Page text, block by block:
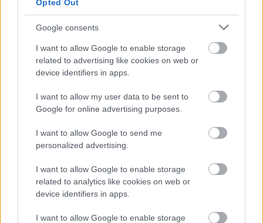
Opted Out
Google consents
I want to allow Google to enable storage
related to advertising like cookies on web or
device identifiers in apps.
I want to allow my user data to be sent to
Google for online advertising purposes.
I want to allow Google to send me
personalized advertising.
I want to allow Google to enable storage
related to analytics like cookies on web or
device identifiers in apps.
I want to allow Google to enable storage
Soleklar prologseier på Beitostølen:
– Nå skal jeg kose meg resten av
dagen
INGEBORG SCHEVE 21.11.2025
Sprintstjernen fra Grong gjør som hun pleier på Beitostølen: er
norske sesongåpningen på Beitostølen fredag formiddag.